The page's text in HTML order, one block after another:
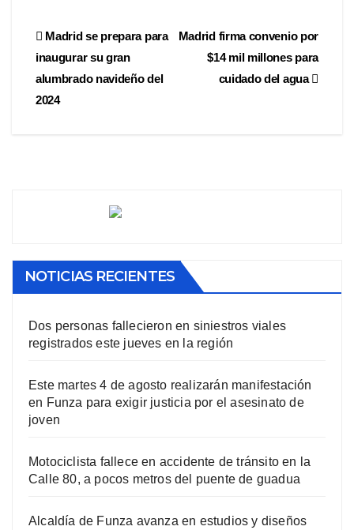
Madrid firma convenio por
$14 mil millones para
cuidado del agua
Madrid se prepara para
inaugurar su gran
alumbrado navideño del
2024
NOTICIAS RECIENTES
Dos personas fallecieron en siniestros viales
registrados este jueves en la región
Este martes 4 de agosto realizarán manifestación
en Funza para exigir justicia por el asesinato de
joven
Motociclista fallece en accidente de tránsito en la
Calle 80, a pocos metros del puente de guadua
Alcaldía de Funza avanza en estudios y diseños